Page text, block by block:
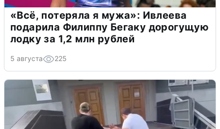
«Всё, потеряла я мужа»: Ивлеева
подарила Филиппу Бегаку дорогущую
лодку за 1,2 млн рублей
5 августа 225